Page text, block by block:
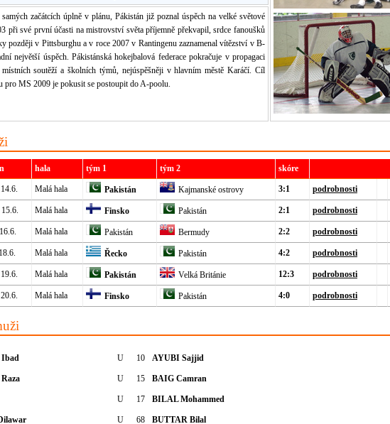
začátcích úplně v plánu, Pákistán již poznal úspěch na velké světové
při své první účasti na mistrovství světa příjemně překvapil, srdce fanoušků
později v Pittsburghu a v roce 2007 v Rantingenu zaznamenal vítězství v B-
největší úspěch. Pákistánská hokejbalová federace pokračuje v propagaci
soutěží a školních týmů, nejúspěšněji v hlavním městě Karáčí. Cíl
pro MS 2009 je pokusit se postoupit do A-poolu.
hala tým 1 tým 2 skóre
Malá hala Pakistán Kajmanské ostrovy 3:1 podrobnosti
Malá hala Finsko Pakistán 2:1 podrobnosti
Malá hala Pakistán Bermudy 2:2 podrobnosti
Malá hala Řecko Pakistán 4:2 podrobnosti
Malá hala Pakistán Velká Británie 12:3 podrobnosti
Malá hala Finsko Pakistán 4:0 podrobnosti
U 10 AYUBI Sajjid
U 15 BAIG Camran
U 17 BILAL Mohammed
U 68 BUTTAR Bilal